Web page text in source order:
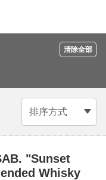
清除全部
排序方式
"Sunset
Whisky